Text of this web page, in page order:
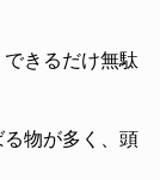
きるだけ無駄
物が多く、頭